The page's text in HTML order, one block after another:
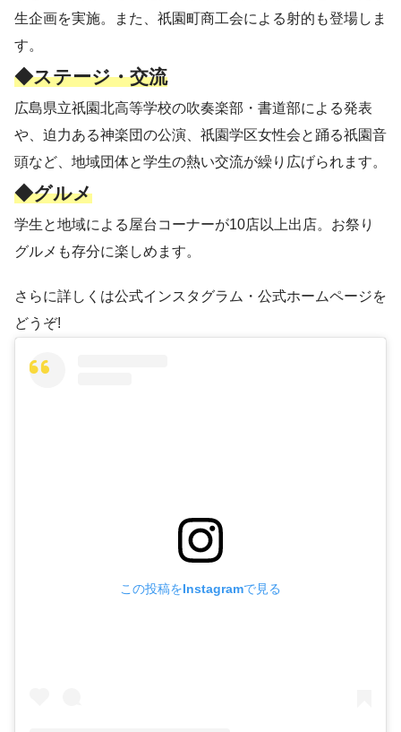
生企画を実施。また、祇園町商工会による射的も登場しま
す。
◆ステージ・交流
広島県立祇園北高等学校の吹奏楽部・書道部による発表
や、迫力ある神楽団の公演、祇園学区女性会と踊る祇園音
頭など、地域団体と学生の熱い交流が繰り広げられます。
◆グルメ
学生と地域による屋台コーナーが10店以上出店。お祭り
グルメも存分に楽しめます。
さらに詳しくは公式インスタグラム・公式ホームページを
どうぞ!
この投稿をInstagramで見る